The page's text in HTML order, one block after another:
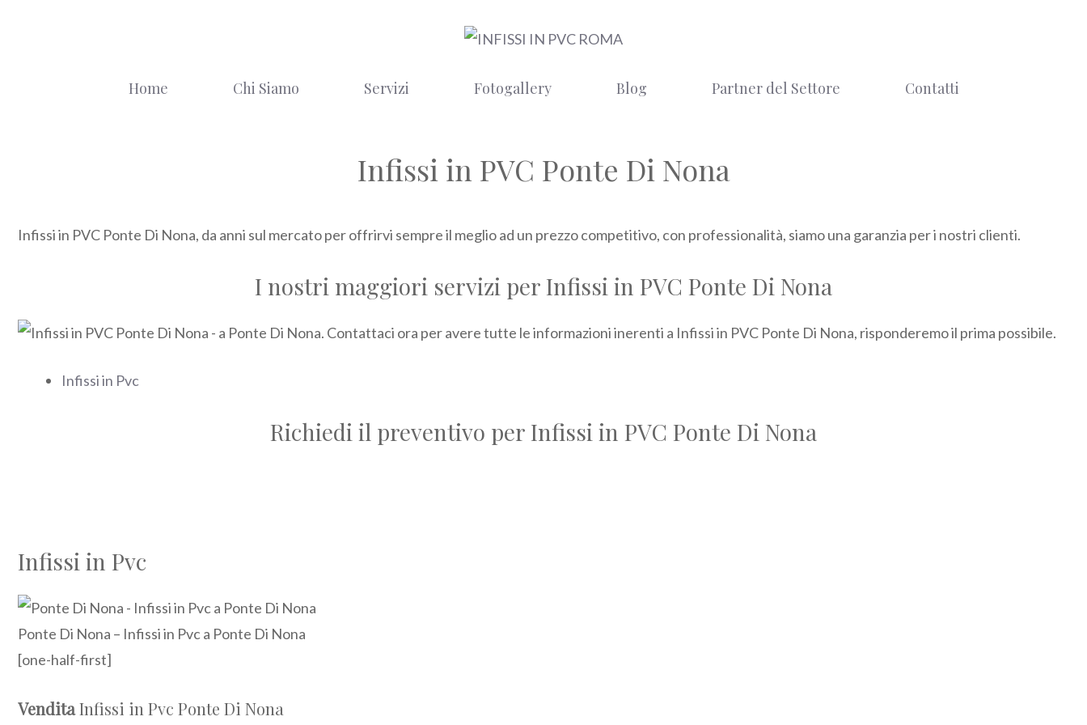
Home Chi Siamo Servizi Fotogallery Blog Partner del Settore Contatti
Infissi in PVC Ponte Di Nona
Infissi in PVC Ponte Di Nona, da anni sul mercato per offrirvi sempre il meglio ad un prezzo competitivo, con professionalità, siamo una garanzia per i nostri clienti.
I nostri maggiori servizi per Infissi in PVC Ponte Di Nona
Infissi in Pvc
Richiedi il preventivo per Infissi in PVC Ponte Di Nona
Infissi in Pvc
Ponte Di Nona – Infissi in Pvc a Ponte Di Nona
[one-half-first]
VenditaInfissi in Pvc Ponte Di Nona